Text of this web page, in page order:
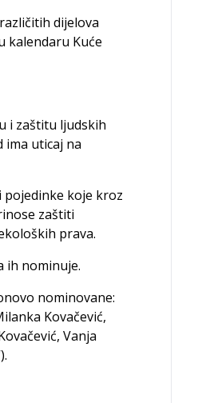
dijelova
kalendaru Kuće
i zaštitu ljudskih
ima uticaj na
pojedinke koje kroz
zaštiti
prava.
ih nominuje.
nominovane:
Kovačević,
Vanja